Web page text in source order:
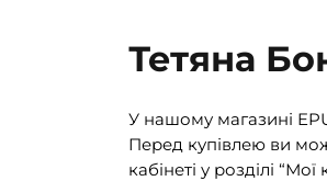
Тетяна
У нашому магазині
Перед купівлею ви
кабінеті у розділі “Мої